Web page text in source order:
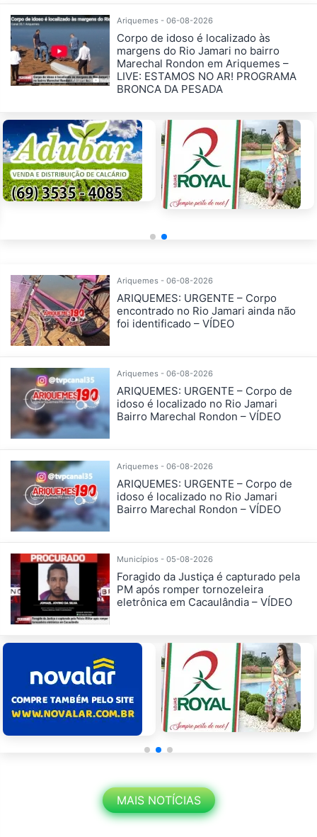
Ariquemes - 06-08-2026
Corpo de idoso é localizado às
margens do Rio Jamari no bairro
Marechal Rondon em Ariquemes –
LIVE: ESTAMOS NO AR! PROGRAMA
BRONCA DA PESADA
Ariquemes - 06-08-2026
ARIQUEMES: URGENTE – Corpo
encontrado no Rio Jamari ainda não
foi identificado – VÍDEO
Ariquemes - 06-08-2026
ARIQUEMES: URGENTE – Corpo de
idoso é localizado no Rio Jamari
Bairro Marechal Rondon – VÍDEO
Ariquemes - 06-08-2026
ARIQUEMES: URGENTE – Corpo de
idoso é localizado no Rio Jamari
Bairro Marechal Rondon – VÍDEO
Municípios - 05-08-2026
Foragido da Justiça é capturado pela
PM após romper tornozeleira
eletrônica em Cacaulândia – VÍDEO
MAIS NOTÍCIAS